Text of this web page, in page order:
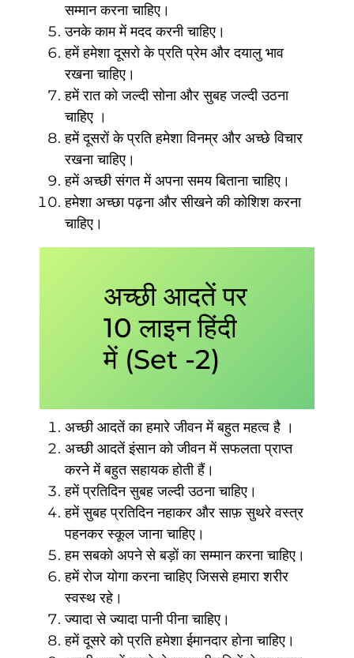
सम्मान करना चाहिए।
उनके काम में मदद करनी चाहिए।
हमें हमेशा दूसरो के प्रति प्रेम और दयालु भाव
रखना चाहिए।
हमें रात को जल्दी सोना और सुबह जल्दी उठना
चाहिए ।
हमें दूसरों के प्रति हमेशा विनम्र और अच्छे विचार
रखना चाहिए।
हमें अच्छी संगत में अपना समय बिताना चाहिए।
हमेशा अच्छा पढ़ना और सीखने की कोशिश करना
चाहिए।
अच्छी आदतें पर
10 लाइन हिंदी
में (Set -2)
अच्छी आदतें का हमारे जीवन में बहुत महत्व है ।
अच्छी आदतें इंसान को जीवन में सफलता प्राप्त
करने में बहुत सहायक होती हैं।
हमें प्रतिदिन सुबह जल्दी उठना चाहिए।
हमें सुबह प्रतिदिन नहाकर और साफ़ सुथरे वस्त्र
पहनकर स्कूल जाना चाहिए।
हम सबको अपने से बड़ों का सम्मान करना चाहिए।
हमें रोज योगा करना चाहिए जिससे हमारा शरीर
स्वस्थ रहे।
ज्यादा से ज्यादा पानी पीना चाहिए।
हमें दूसरे को प्रति हमेशा ईमानदार होना चाहिए।